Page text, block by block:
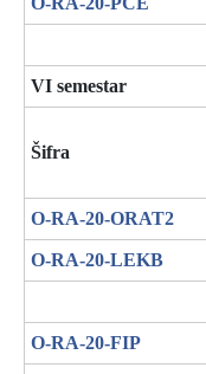
VI semestar
Šifra
O-RA-20-ORAT2
O-RA-20-LEKB
O-RA-20-FIP